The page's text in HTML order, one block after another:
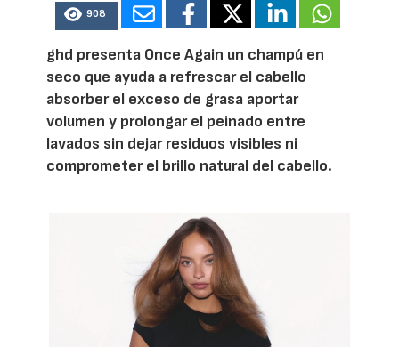
908
ghd presenta Once Again un champú en
seco que ayuda a refrescar el cabello
absorber el exceso de grasa aportar
volumen y prolongar el peinado entre
lavados sin dejar residuos visibles ni
comprometer el brillo natural del cabello.